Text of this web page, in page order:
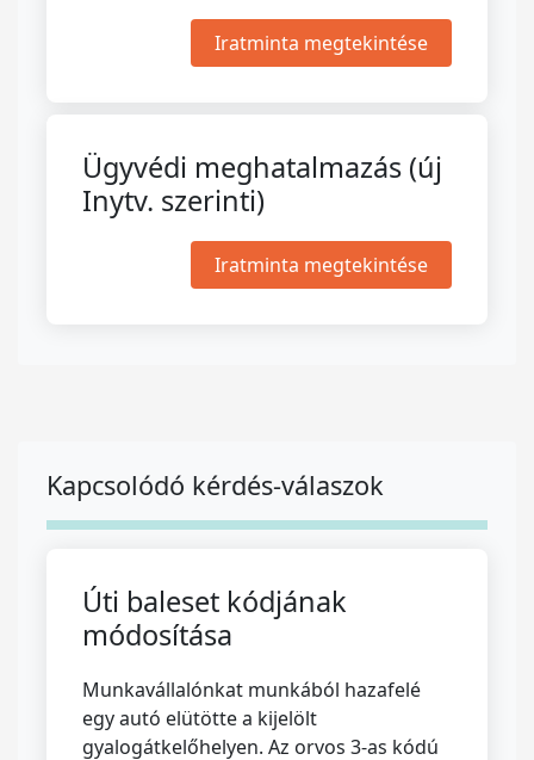
Iratminta megtekintése
Ügyvédi meghatalmazás (új
Inytv. szerinti)
Iratminta megtekintése
Kapcsolódó kérdés-válaszok
Úti baleset kódjának
módosítása
Munkavállalónkat munkából hazafelé
egy autó elütötte a kijelölt
gyalogátkelőhelyen. Az orvos 3-as kódú